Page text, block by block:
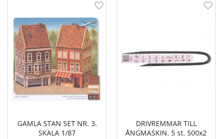
GAMLA STAN SET NR. 3.
SKALA 1/87
DRIVREMMAR TILL
ÅNGMASKIN. 5 st. 500x2